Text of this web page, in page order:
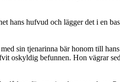
hans hufvud och lägger det i en
sin tjenarinna bär honom till
oskyldig befunnen. Hon vägrar